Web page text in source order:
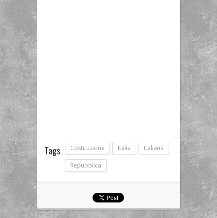
Tags Costituzione Italia Italiana
Repubblica